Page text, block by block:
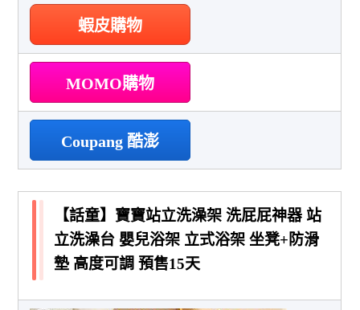
蝦皮購物
MOMO購物
Coupang 酷澎
【話童】寶寶站立洗澡架 洗屁屁神器 站
立洗澡台 嬰兒浴架 立式浴架 坐凳+防滑
墊 高度可調 預售15天